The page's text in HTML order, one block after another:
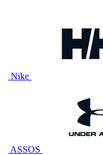
Nike
ASSOS